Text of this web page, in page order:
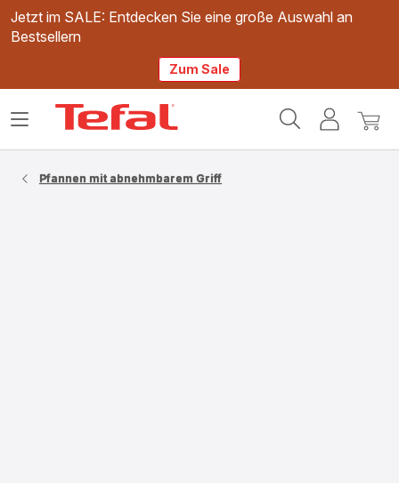
Jetzt im SALE: Entdecken Sie eine große Auswahl an
Bestsellern
Zum Sale
Mein
Mein
Das
Pfannen mit abnehmbarem Griff